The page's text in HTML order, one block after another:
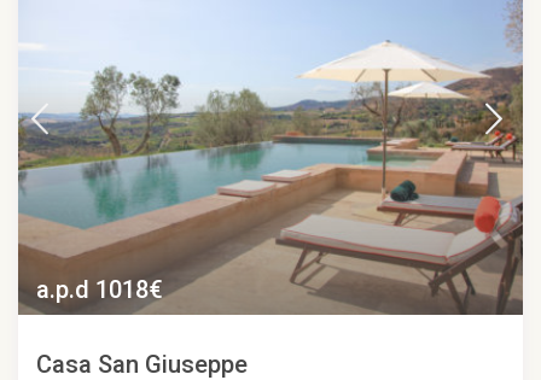
a.p.d 1018€
Casa San Giuseppe